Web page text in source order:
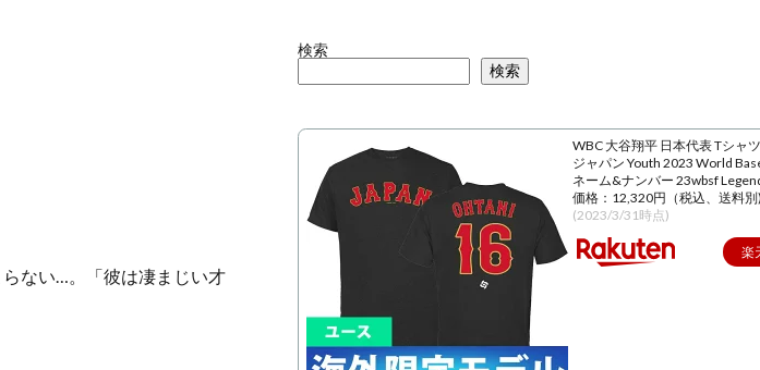
らない…。「彼は凄まじい才
検索
検索
WBC 大谷翔平 日本代表 Tシャ
ジャパン Youth 2023 World
ネーム&ナンバー 23wbsf
価格：12,320円（税込、送料別
(2023/3/31時点)
楽